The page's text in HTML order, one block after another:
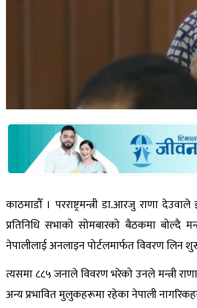
काठमाडौँ । परराष्ट्रमन्त्री डा.आरजु राणा
प्रतिनिधि सभाको सोमबारको बैठकमा बोल्दै
नेपालीलाई अनलाइन पोर्टलमार्फत विवरण लिन
त्यसमा ८८५ जनाले विवरण भरेको उनले मन्त्री
अन्य प्रभावित मुलुकहरूमा रहेका नेपाली